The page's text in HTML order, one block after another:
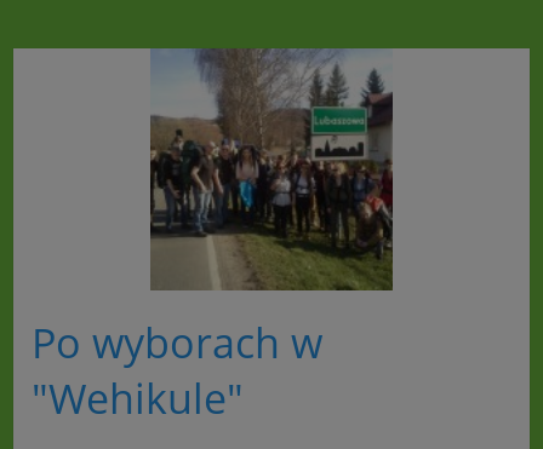
Po wyborach w
"Wehikule"